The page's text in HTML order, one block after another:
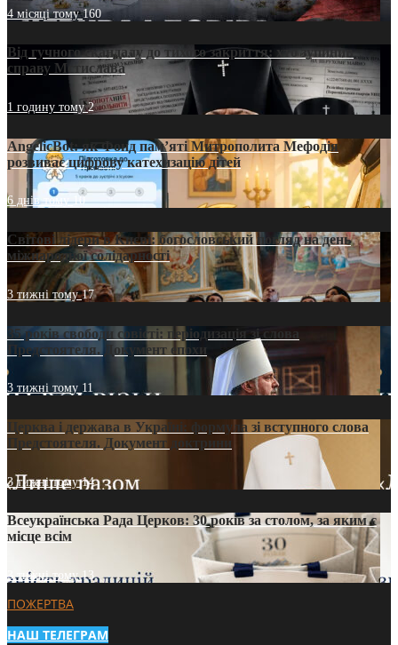
4 місяці тому160
Від гучного скандалу до тихого закриття: хто зупинив
справу Мстислава
1 годину тому2
AngelicBot: як Фонд пам’яті Митрополита Мефодія
розвиває цифрову катехизацію дітей
6 днів тому10
Світові лідери в Києві: богословський погляд на день
міжнародної солідарності
3 тижні тому17
35 років свободи совісті: періодизація зі слова
Предстоятеля. Документ епохи
3 тижні тому 11
Церква і держава в Україні: формула зі вступного слова
Предстоятеля. Документ доктрини
3 тижні тому14
Всеукраїнська Рада Церков: 30 років за столом, за яким є
місце всім
3 тижні тому13
ПОЖЕРТВА
НАШ ТЕЛЕГРАМ